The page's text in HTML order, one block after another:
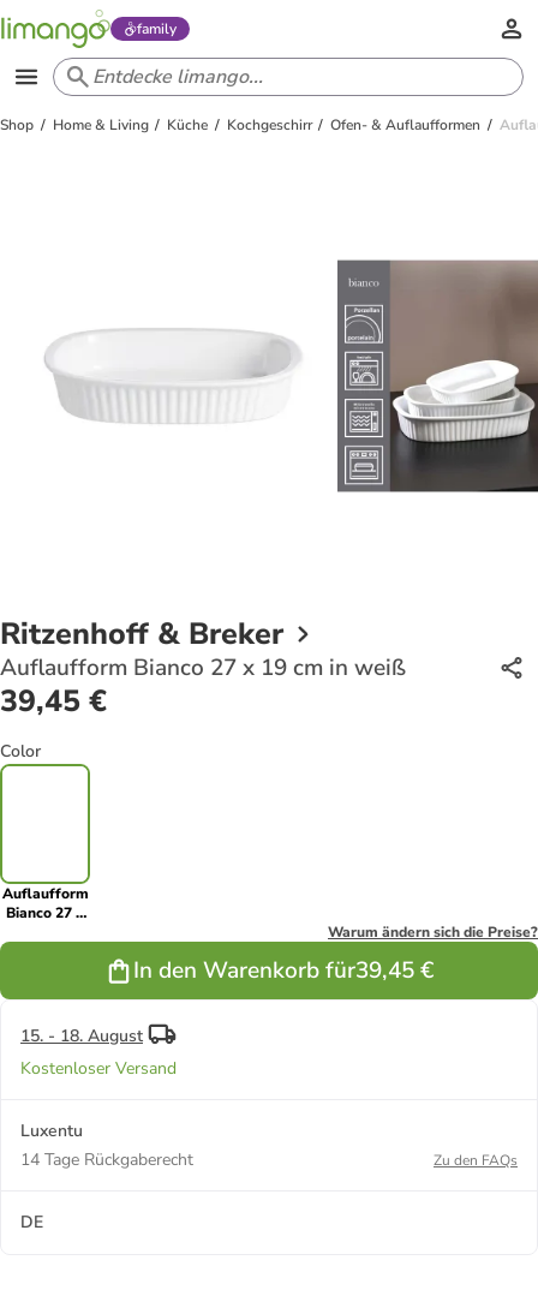
family
Shop Home & Living Küche Kochgeschirr Ofen- & Auflaufformen
Ritzenhoff & Breker
Auflaufform Bianco 27 x 19 cm in weiß
39,45 €
Color
Auflaufform
Bianco 27 x
Warum ändern sich die Preise?
In den Warenkorb für39,45 €
15. - 18. August
Kostenloser Versand
Luxentu
14 Tage Rückgaberecht
Zu den FAQs
DE